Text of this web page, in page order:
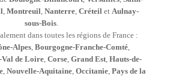
Montreuil Nanterre, Créteil et Aulnay-
sous-Bois
dans toutes les régions de France :
Alpes Bourgogne-Franche-Comté
Val de Loire, Corse, Grand Est, Hauts-de-
Nouvelle-Aquitaine Occitanie Pays de la